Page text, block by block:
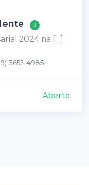
2024 na […]
3652-4985
Aberto